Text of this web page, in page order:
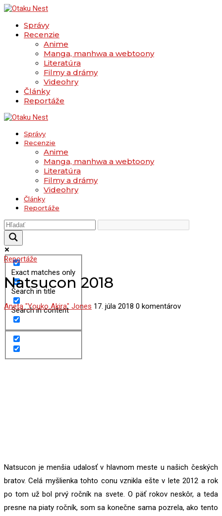
Správy
Recenzie
Anime
Manga, manhwa a webtoony
Literatúra
Filmy a drámy
Videohry
Články
Reportáže
Správy
Recenzie
Anime
Manga, manhwa a webtoony
Literatúra
Filmy a drámy
Videohry
Články
Reportáže
Exact matches only
Search in title
Search in content
Reportáže
Natsucon 2018
Aneta "Youko Akira" Jones 17. júla 2018 0 komentárov
Natsucon je menšia udalosť v hlavnom meste u našich českých
bratov. Celá myšlienka tohto conu vznikla ešte v lete 2012 a rok
po tom už bol prvý ročník na svete. O päť rokov neskôr, a teda
presne na piaty ročník, som sa konečne sama pozrela, ako tento